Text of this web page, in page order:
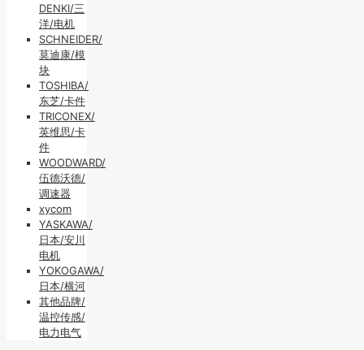
DENKI/三
洋/电机
SCHNEIDER/
莫迪康/模
块
TOSHIBA/
东芝/卡件
TRICONEX/
英维思/卡
件
WOODWARD/
伍德沃德/
调速器
xycom
YASKAWA/
日本/安川
电机
YOKOGAWA/
日本/横河
其他品牌/
温控传感/
电力电气